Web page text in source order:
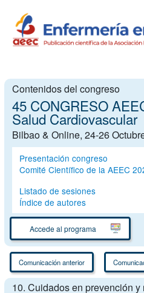
Contenidos del congreso
45 CONGRESO
Salud Cardiovascular
Bilbao & Online, 24-26
Presentación congreso
Comité Científico de la AEEC
Listado de sesiones
Índice de autores
Accede al programa
Comunicación anterior
10. Cuidados en prevención